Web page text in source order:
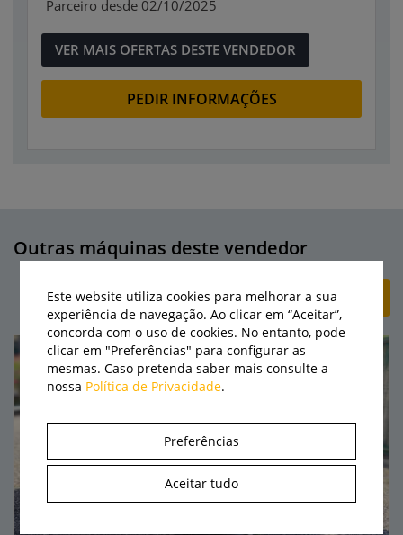
Parceiro desde 02/10/2025
VER MAIS OFERTAS DESTE VENDEDOR
PEDIR INFORMAÇÕES
Outras máquinas deste vendedor
+ CRIAR ANÚNCIO
Este website utiliza cookies para melhorar a sua
experiência de navegação. Ao clicar em “Aceitar”,
concorda com o uso de cookies. No entanto, pode
clicar em "Preferências" para configurar as
mesmas. Caso pretenda saber mais consulte a
nossa Política de Privacidade.
Preferências
Aceitar tudo